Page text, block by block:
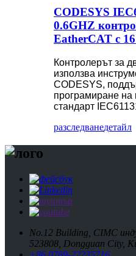
CODESYS
0.6GHZ
EatherCAT с
Контролерът за
използва
CODESYS,
програмиране
стандарт
разследванедетайл
No.12 Building, CIMC
523808, Dongguan City,